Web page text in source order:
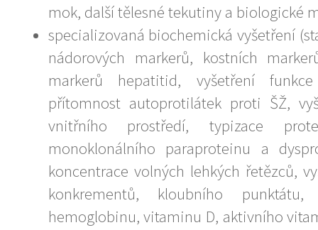
mok, další tělesné tekutiny a biologické
specializovaná biochemická vyšetření
nádorových markerů, kostních
markerů hepatitid, vyšetření
přítomnost autoprotilátek proti ŠŽ,
vnitřního prostředí, typizace
monoklonálního paraproteinu a
koncentrace volných lehkých řetězců,
konkrementů, kloubního
hemoglobinu, vitaminu D, aktivního